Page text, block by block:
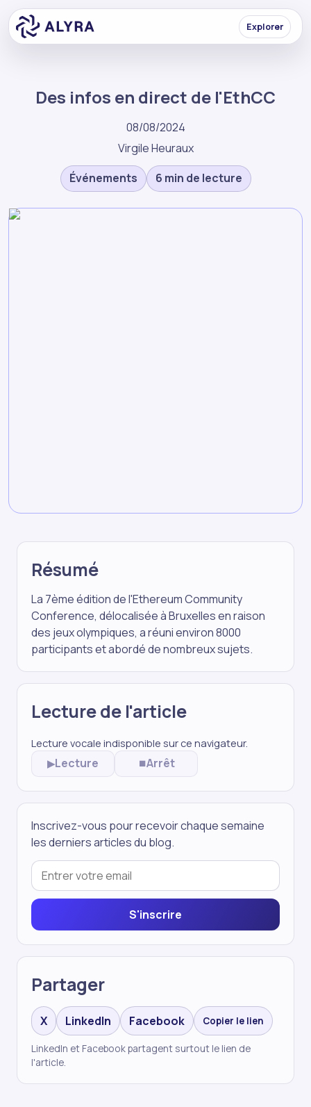
Explorer
Des infos en direct de l'EthCC
08/08/2024
Virgile Heuraux
Événements
6 min de lecture
Résumé
La 7ème édition de l'Ethereum Community
Conference, délocalisée à Bruxelles en raison
des jeux olympiques, a réuni environ 8000
participants et abordé de nombreux sujets.
Lecture de l'article
Lecture vocale indisponible sur ce navigateur.
▶Lecture ⏹Arrêt
Inscrivez-vous pour recevoir chaque semaine
les derniers articles du blog.
S'inscrire
Partager
X LinkedIn Facebook Copier le lien
LinkedIn et Facebook partagent surtout le lien de
l'article.